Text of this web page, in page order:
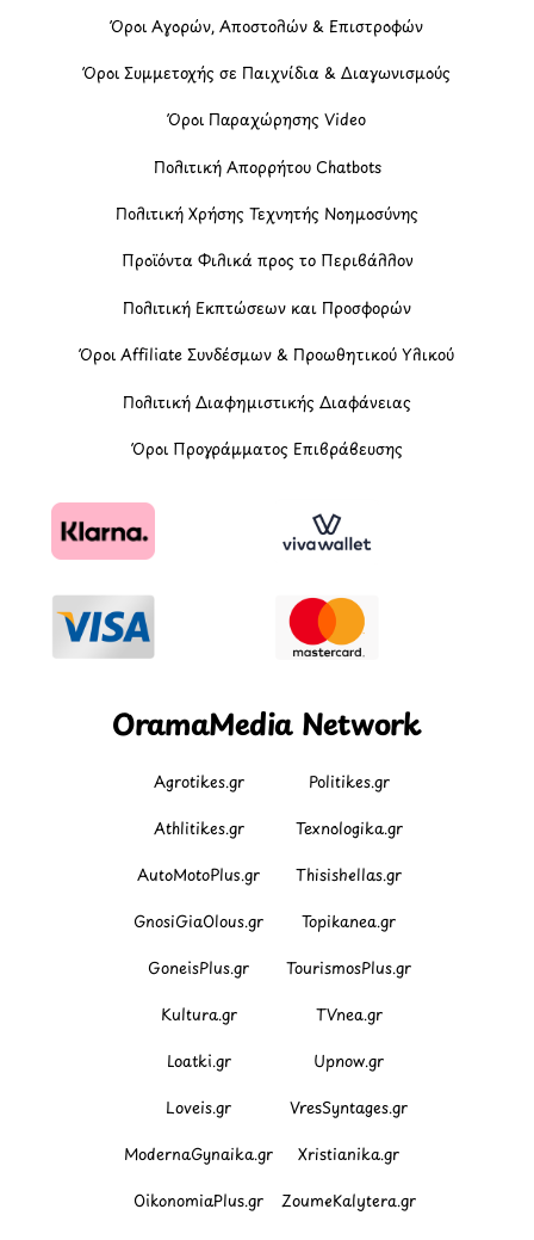
Όροι Αγορών, Αποστολών & Επιστροφών
Όροι Συμμετοχής σε Παιχνίδια & Διαγωνισμούς
Όροι Παραχώρησης Video
Πολιτική Απορρήτου Chatbots
Πολιτική Χρήσης Τεχνητής Νοημοσύνης
Προϊόντα Φιλικά προς το Περιβάλλον
Πολιτική Εκπτώσεων και Προσφορών
Όροι Affiliate Συνδέσμων & Προωθητικού Υλικού
Πολιτική Διαφημιστικής Διαφάνειας
Όροι Προγράμματος Επιβράβευσης
OramaMedia Network
Agrotikes.gr Politikes.gr
Athlitikes.gr Texnologika.gr
AutoMotoPlus.gr Thisishellas.gr
GnosiGiaOlous.gr Topikanea.gr
GoneisPlus.gr TourismosPlus.gr
Kultura.gr TVnea.gr
Loatki.gr Upnow.gr
Loveis.gr VresSyntages.gr
ModernaGynaika.gr Xristianika.gr
OikonomiaPlus.gr ZoumeKalytera.gr